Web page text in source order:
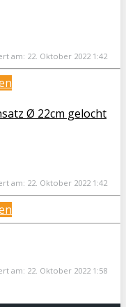
am: 22. Oktober 2022 1:42
Ø 22cm gelocht
am: 22. Oktober 2022 1:42
am: 22. Oktober 2022 1:58